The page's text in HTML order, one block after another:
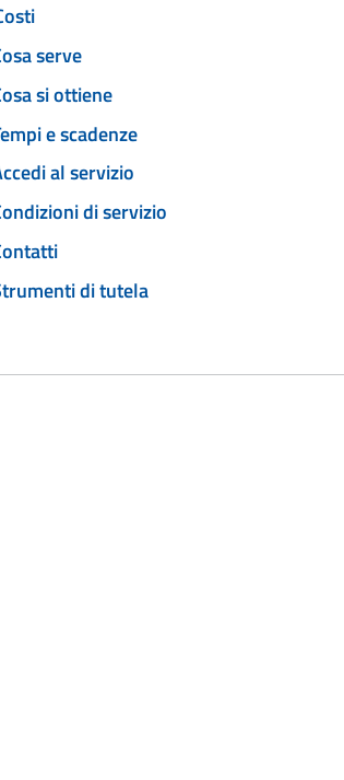
serve
si ottiene
e scadenze
al servizio
di servizio
di tutela